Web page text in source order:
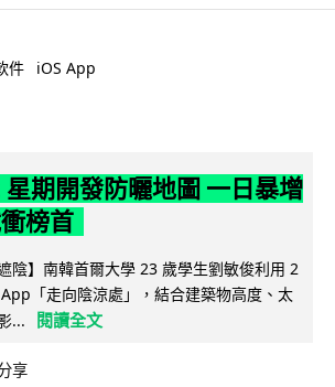
件 iOS App
期開發防曬地圖 一日暴增
榜首
陰】南韓首爾大學 23 歲學生劉敏俊利用 2
「走向陰涼處」，結合建築物高度、太
...
閱讀全文
享